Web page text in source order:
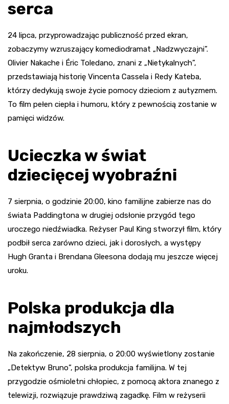
serca
24 lipca, przyprowadzając publiczność przed ekran,
zobaczymy wzruszający komediodramat „Nadzwyczajni”.
Olivier Nakache i Éric Toledano, znani z „Nietykalnych”,
przedstawiają historię Vincenta Cassela i Redy Kateba,
którzy dedykują swoje życie pomocy dzieciom z autyzmem.
To film pełen ciepła i humoru, który z pewnością zostanie w
pamięci widzów.
Ucieczka w świat
dziecięcej wyobraźni
7 sierpnia, o godzinie 20:00, kino familijne zabierze nas do
świata Paddingtona w drugiej odsłonie przygód tego
uroczego niedźwiadka. Reżyser Paul King stworzył film, który
podbił serca zarówno dzieci, jak i dorosłych, a występy
Hugh Granta i Brendana Gleesona dodają mu jeszcze więcej
uroku.
Polska produkcja dla
najmłodszych
Na zakończenie, 28 sierpnia, o 20:00 wyświetlony zostanie
„Detektyw Bruno”, polska produkcja familijna. W tej
przygodzie ośmioletni chłopiec, z pomocą aktora znanego z
telewizji, rozwiązuje prawdziwą zagadkę. Film w reżyserii